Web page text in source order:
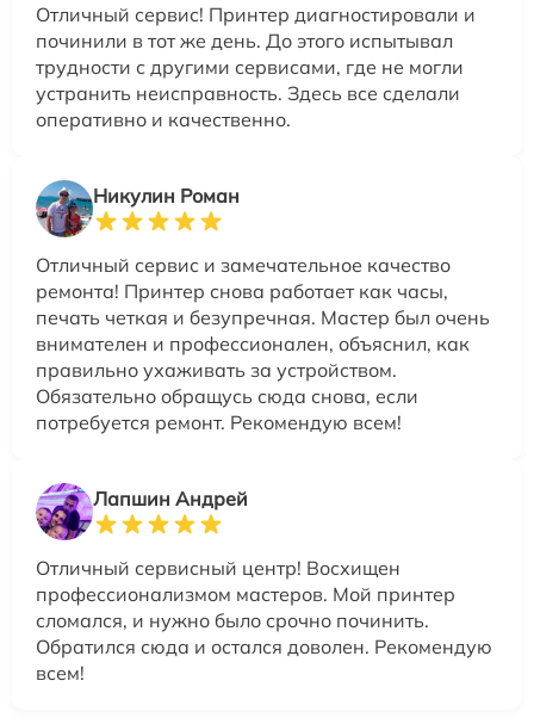
Отличный сервис! Принтер диагностировали и
починили в тот же день. До этого испытывал
трудности с другими сервисами, где не могли
устранить неисправность. Здесь все сделали
оперативно и качественно.
Никулин Роман
Отличный сервис и замечательное качество
ремонта! Принтер снова работает как часы,
печать четкая и безупречная. Мастер был очень
внимателен и профессионален, объяснил, как
правильно ухаживать за устройством.
Обязательно обращусь сюда снова, если
потребуется ремонт. Рекомендую всем!
Лапшин Андрей
Отличный сервисный центр! Восхищен
профессионализмом мастеров. Мой принтер
сломался, и нужно было срочно починить.
Обратился сюда и остался доволен. Рекомендую
всем!